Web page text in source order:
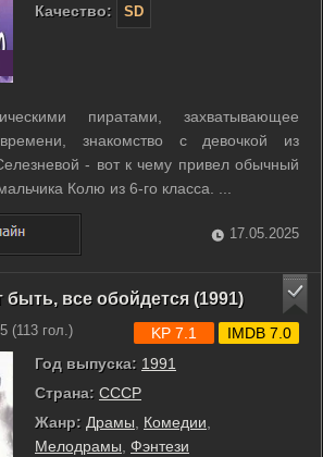
Качество:
SD
пиратами, захватывающее
знакомство с девочкой из
- вот к чему привел обычный
Колю из 6-го класса. ...
17.05.2025
все обойдется (1991)
(113 гол.)
Год выпуска: 1991
Страна: СССР
Жанр: Драмы, Комедии,
Мелодрамы, Фэнтези
KP 7.1 IMDB 7.0